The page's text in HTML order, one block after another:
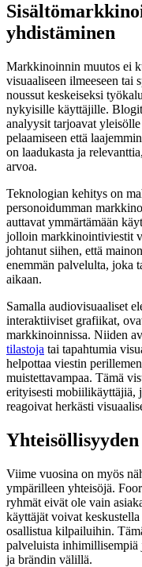
yhdistäminen
Markkinoinnin muutos ei
visuaaliseen ilmeeseen
noussut keskeiseksi
nykyisille käyttäjille.
analyysit tarjoavat
pelaamiseen että
on laadukasta ja
arvoa.
Teknologian kehitys on
personoidumman
auttavat ymmärtämään
jolloin markkinointiviestit
johtanut siihen, että
enemmän palvelulta, joka
aikaan.
Samalla audiovisuaaliset
interaktiiviset grafiikat,
markkinoinnissa. Niiden
tilastoja tai tapahtumia
helpottaa viestin
muistettavampaa. Tämä
erityisesti mobiilikäyttäjiä,
reagoivat herkästi
Viime vuosina on myös
ympärilleen yhteisöjä.
ryhmät eivät ole vain
käyttäjät voivat
osallistua kilpailuihin.
palveluista inhimillisempiä
ja brändin välillä.